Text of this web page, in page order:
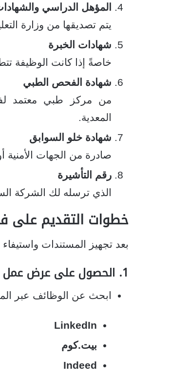
المؤهل الدراسي
يتم تصديقها من وزارة
شهادات الخبرة
خاصةً إذا كانت الوظيفة
شهادة الفحص الطبي
من مركز طبي معتمد
المعدية.
شهادة خلو السوابق
صادرة من الجهات الأمنية
رقم التأشيرة
الذي ترسله لك الشركة
خطوات التقديم على
بعد تجهيز المستندات
1. الحصول على عرض عمل رسمي
ابحث عن الوظائف عبر
LinkedIn
بيت.كوم
Indeed